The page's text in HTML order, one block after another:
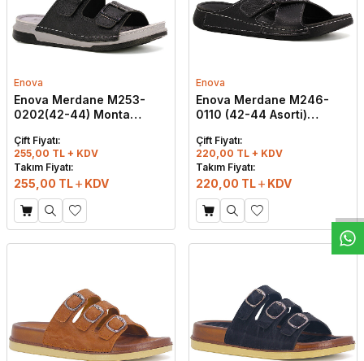
Enova
Enova Merdane M253-
0202(42-44) Monta
Çift Fiyatı:
255,00 TL + KDV
Takım Fiyatı:
255,00 TL KDV
Enova
Enova Merdane M246-
0110 (42-44 Asorti)
Kutulu Günlük Terlik Siyah
Çift Fiyatı:
220,00 TL + KDV
Takım Fiyatı:
220,00 TL KDV